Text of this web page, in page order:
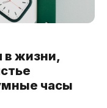
в жизни,
часы